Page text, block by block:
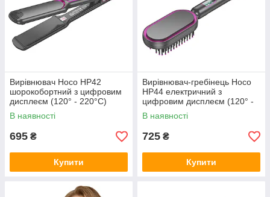
Вирівнювач Hoco HP42
шорокобортний з цифровим
дисплеєм (120° - 220°C)
Сірий 49801
В наявності
695 ₴
Купити
Вирівнювач-гребінець Hoco
HP44 електричний з
цифровим дисплеєм (120° -
220°C) Сірий 49803
В наявності
725 ₴
Купити